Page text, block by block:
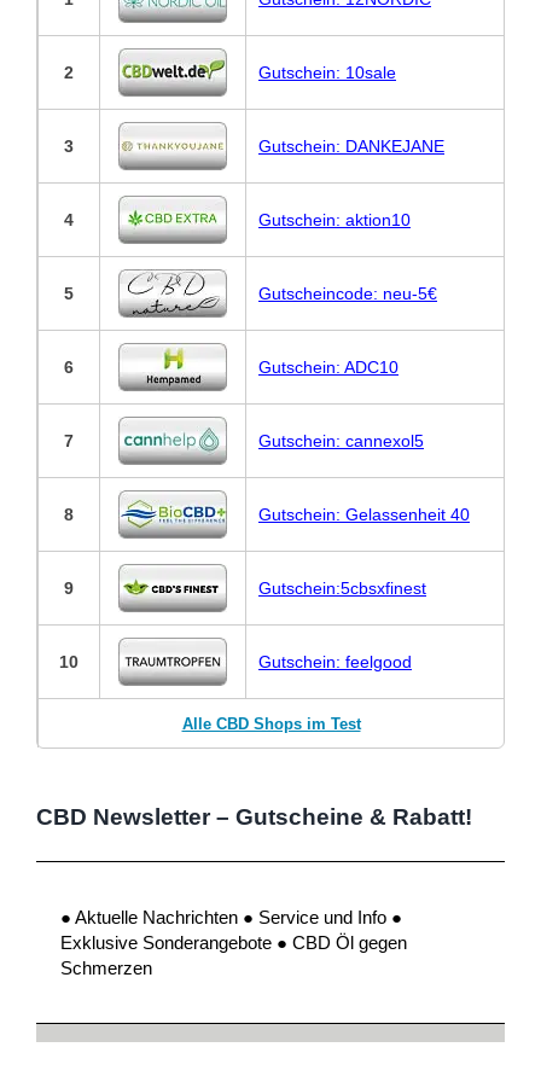
2 Gutschein: 10sale
3 Gutschein: DANKEJANE
4 Gutschein: aktion10
5 Gutscheincode: neu-5€
6 Gutschein: ADC10
7 Gutschein: cannexol5
8 Gutschein: Gelassenheit 40
9 Gutschein:5cbsxfinest
10 Gutschein: feelgood
Alle CBD Shops im Test
CBD Newsletter – Gutscheine & Rabatt!
● Aktuelle Nachrichten ● Service und Info ●
Exklusive Sonderangebote ● CBD Öl gegen
Schmerzen